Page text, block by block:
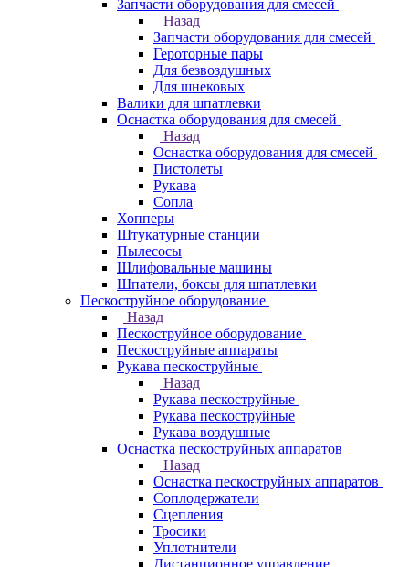
Запчасти оборудования для смесей
Назад
Запчасти оборудования для смесей
Героторные пары
Для безвоздушных
Для шнековых
Валики для шпатлевки
Оснастка оборудования для смесей
Назад
Оснастка оборудования для смесей
Пистолеты
Рукава
Сопла
Хопперы
Штукатурные станции
Пылесосы
Шлифовальные машины
Шпатели, боксы для шпатлевки
Пескоструйное оборудование
Назад
Пескоструйное оборудование
Пескоструйные аппараты
Рукава пескоструйные
Назад
Рукава пескоструйные
Рукава пескоструйные
Рукава воздушные
Оснастка пескоструйных аппаратов
Назад
Оснастка пескоструйных аппаратов
Соплодержатели
Сцепления
Тросики
Уплотнители
Дистанционное управление